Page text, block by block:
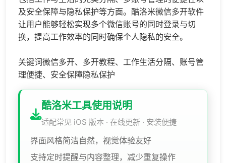
及安全保障与隐私保护等方面。酷洛米微信多开软件
让用户能够轻松实现多个微信账号的同时登录与切
换，提高工作效率的同时确保个人隐私的安全。
关键词微信多开、多开教程、工作生活分隔、账号管
理便捷、安全保障隐私保护
酷洛米工具使用说明
适配常见 iOS 版本 · 在线更新 · 安装便捷
界面风格简洁自然，视觉体验友好
支持定时提醒与内容整理，减少重复操作